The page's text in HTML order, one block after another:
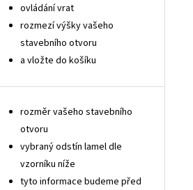
ovládání vrat
rozmezí výšky vašeho
stavebního otvoru
a vložte do košíku
rozměr vašeho stavebního
otvoru
vybraný odstín lamel dle
vzorníku níže
tyto informace budeme před